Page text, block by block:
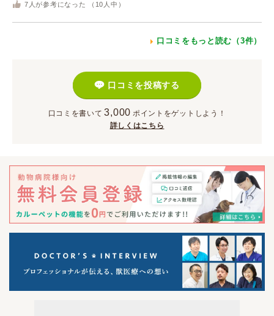
7 人が参考になった （ 10 人中）
口コミをもっと読む（3件）
口コミを投稿する
口コミを書いて 3,000 ポイント をゲットしよう！
詳しくはこちら